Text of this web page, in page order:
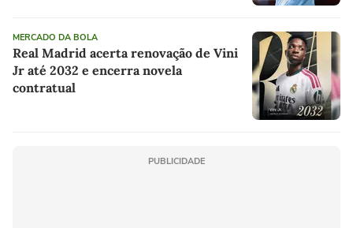
MERCADO DA BOLA
Real Madrid acerta renovação de Vini
Jr até 2032 e encerra novela
contratual
PUBLICIDADE